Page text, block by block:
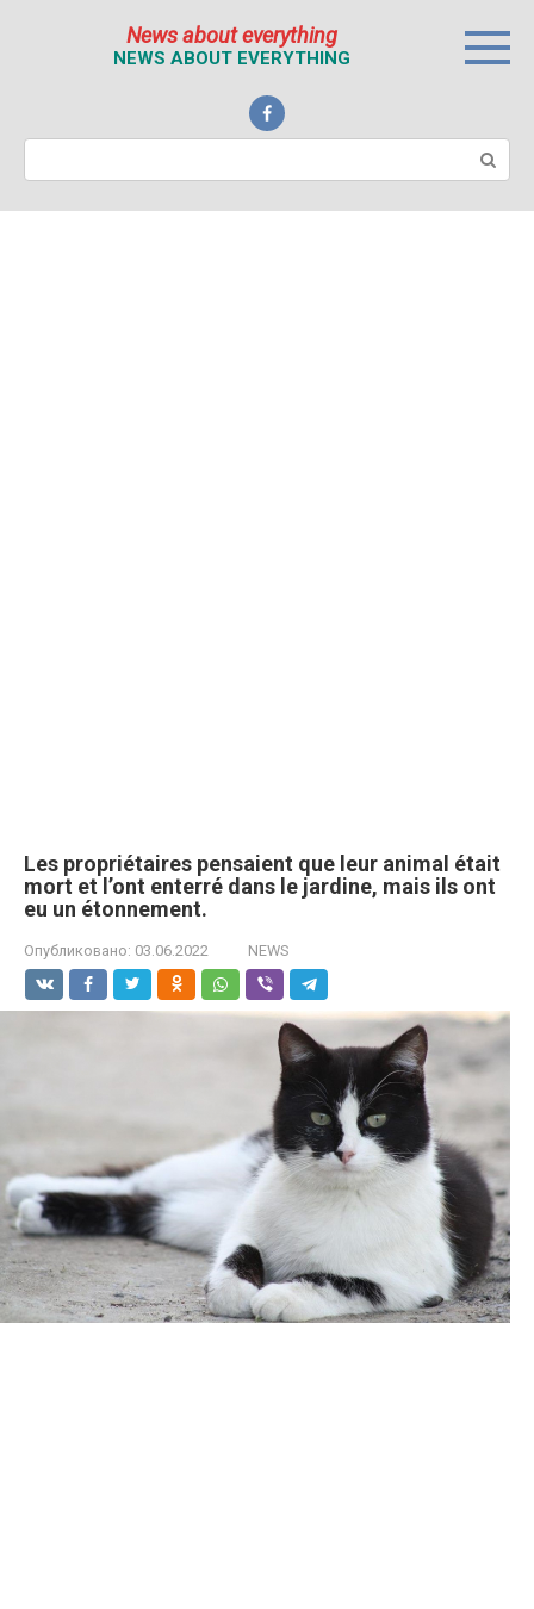
News about everything
NEWS ABOUT EVERYTHING
Поиск:
Les propriétaires pensaient que leur animal était
mort et l’ont enterré dans le jardine, mais ils ont
eu un étonnement.
Опубликовано: 03.06.2022 NEWS